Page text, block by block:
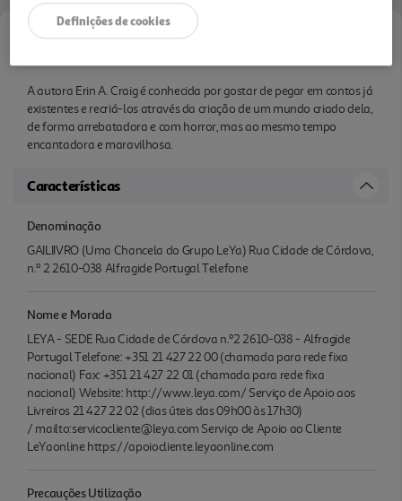
A autora Erin A. Craig é conhecida por gostar de pegar em contos já
existentes e recriá-los através da criação de um mundo criado dela,
de forma arrebatadora e com horror, mas ao mesmo tempo
encantadora e maravilhosa.
Características
Denominação
GAILIIVRO (Uma Chancela do Grupo LeYa) Rua Cidade de Córdova,
n.º 2 2610-038 Alfragide Portugal Telefone
Nome e Morada
LEYA - SEDE Rua Cidade de Córdova n.º2 2610-038 - Alfragide
Portugal Telefone: +351 21 427 22 00 (chamada para rede fixa
nacional) Fax: +351 21 427 22 01 (chamada para rede fixa
nacional) Website: http://www.leya.com/ Serviço de Apoio aos
Livreiros 21 427 22 02 (dias úteis das 09h00 às 17h30)
/ mailto:servicocliente@leya.com Serviço de Apoio ao Cliente
LeYaonline https://apoiocliente.leyaonline.com
Precauções Utilização
Definições de cookies